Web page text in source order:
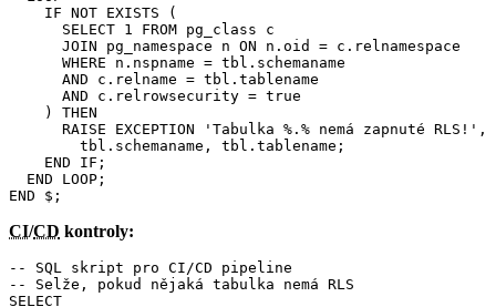
    IF NOT EXISTS (
      SELECT 1 FROM pg_class c
      JOIN pg_namespace n ON n.oid = c.relnamespace
      WHERE n.nspname = tbl.schemaname
      AND c.relname = tbl.tablename
      AND c.relrowsecurity = true
    ) THEN
      RAISE EXCEPTION 'Tabulka %.% nemá zapnuté RLS!',
        tbl.schemaname, tbl.tablename;
    END IF;
  END LOOP;
END $;
CI/CD kontroly:
-- SQL skript pro CI/CD pipeline
-- Selže, pokud nějaká tabulka nemá RLS
SELECT